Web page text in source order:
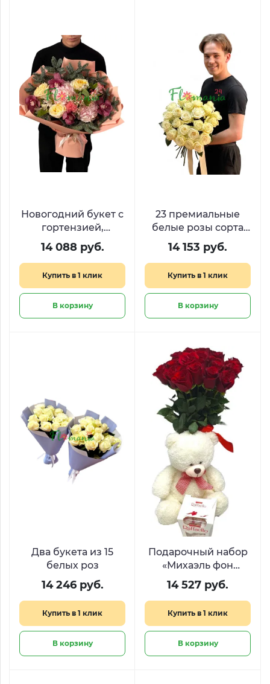
Новогодний букет с
гортензией,
орхидеями и
нобилисом
14 088 руб.
Купить в 1 клик
В корзину
23 премиальные
белые розы сорта
Мондиаль
14 153 руб.
Купить в 1 клик
В корзину
Два букета из 15
белых роз
14 246 руб.
Купить в 1 клик
В корзину
Подарочный набор
«Михаэль фон
Розен»
14 527 руб.
Купить в 1 клик
В корзину